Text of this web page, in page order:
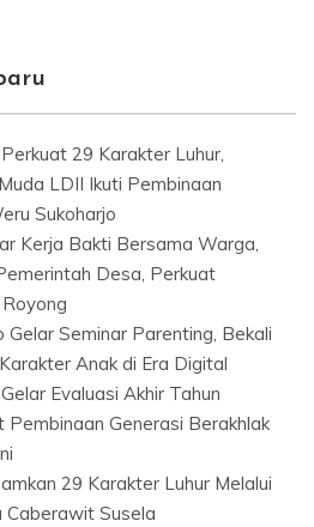
29 Karakter Luhur,
LDII Ikuti Pembinaan
Sukoharjo
Kerja Bakti Bersama Warga,
Desa, Perkuat
Gelar Seminar Parenting, Bekali
Anak di Era Digital
Evaluasi Akhir Tahun
Generasi Berakhlak
29 Karakter Luhur Melalui
Caberawit Susela